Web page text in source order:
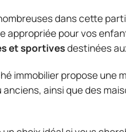
dans cette
appropriée pour vos
et sportivesdestinées
immobilier propose une
ainsi que des